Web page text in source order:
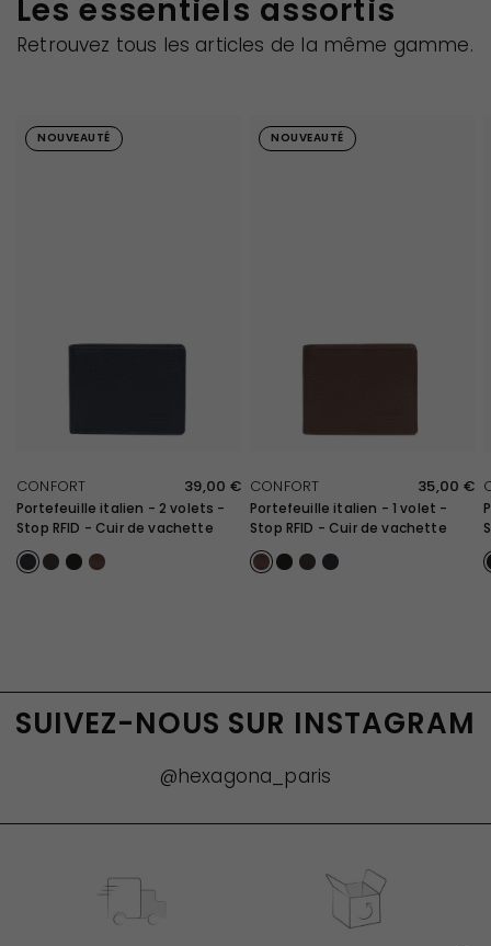
Les essentiels assortis
Retrouvez tous les articles de la même gamme.
NOUVEAUTÉ
CONFORT 39,00 €
Portefeuille italien - 2 volets -
Stop RFID - Cuir de vachette
Marine
Marron Fonce
NoirChocolat
NOUVEAUTÉ
CONFORT 35,00 €
Portefeuille italien - 1 volet -
Stop RFID - Cuir de vachette
Chocolat
NoirMarron FonceMarine
SUIVEZ-NOUS SUR INSTAGRAM
@hexagona_paris